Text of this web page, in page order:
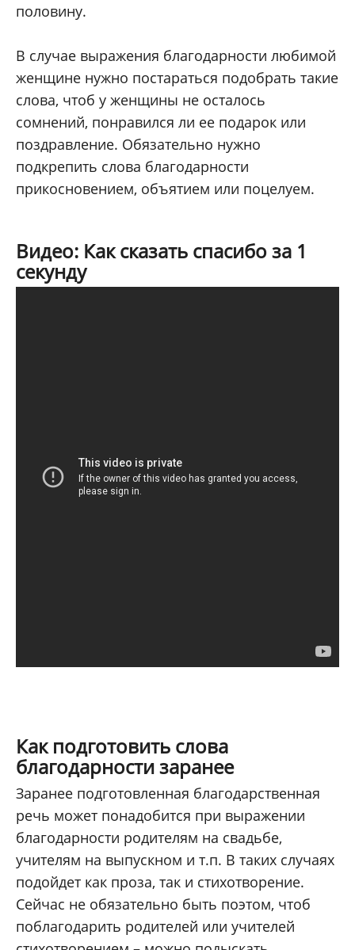
половину.
В случае выражения благодарности любимой
женщине нужно постараться подобрать такие
слова, чтоб у женщины не осталось
сомнений, понравился ли ее подарок или
поздравление. Обязательно нужно
подкрепить слова благодарности
прикосновением, объятием или поцелуем.
Видео: Как сказать спасибо за 1
секунду
Как подготовить слова
благодарности заранее
Заранее подготовленная благодарственная
речь может понадобится при выражении
благодарности родителям на свадьбе,
учителям на выпускном и т.п. В таких случаях
подойдет как проза, так и стихотворение.
Сейчас не обязательно быть поэтом, чтоб
поблагодарить родителей или учителей